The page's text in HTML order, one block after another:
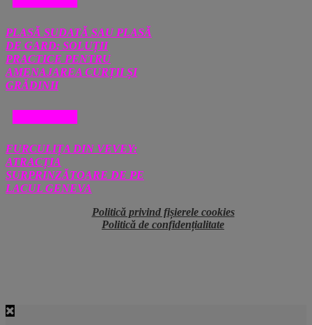
PLASĂ SUDATĂ SAU PLASĂ
DE GARD: SOLUȚII
PRACTICE PENTRU
AMENAJAREA CURȚII ȘI
GRĂDINII
FURCULIȚA DIN VEVEY:
ATRACȚIA
SURPRINZĂTOARE DE PE
LACUL GENEVA
Politică privind fișierele cookies
Politică de confidențialitate